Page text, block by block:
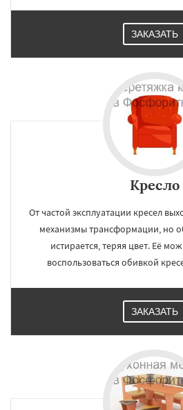
ЗАКАЗАТЬ
Кресло
От частой эксплуатации кресел
механизмы трансформации, но
истирается, теряя цвет. Её
воспользоваться обивкой
ЗАКАЗАТЬ